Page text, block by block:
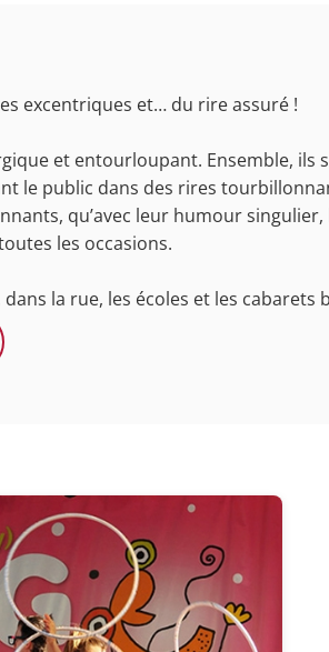
excentriques et… du rire assuré !
et entourloupant. Ensemble, ils
le public dans des rires
qu’avec leur humour
les occasions.
la rue, les écoles et les cabarets